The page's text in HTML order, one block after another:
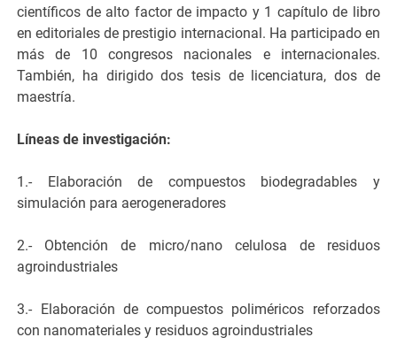
científicos de alto factor de impacto y 1 capítulo de libro
en editoriales de prestigio internacional. Ha participado en
más de 10 congresos nacionales e internacionales.
También, ha dirigido dos tesis de licenciatura, dos de
maestría.
Líneas de investigación:
1.- Elaboración de compuestos biodegradables y
simulación para aerogeneradores
2.- Obtención de micro/nano celulosa de residuos
agroindustriales
3.- Elaboración de compuestos poliméricos reforzados
con nanomateriales y residuos agroindustriales